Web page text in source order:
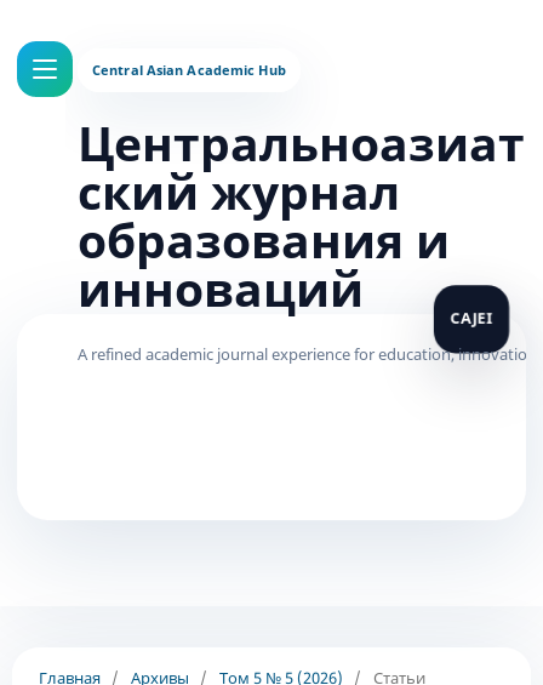
Центральноазиат
ский журнал
образования и
инноваций
Главная / Архивы / Том 5 № 5 (2026) / Статьи